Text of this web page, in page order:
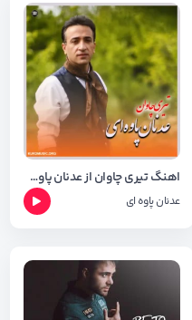
اهنگ تیری چاوان از عدنان پاوه ای + متن آهنگ
عدنان پاوه ای